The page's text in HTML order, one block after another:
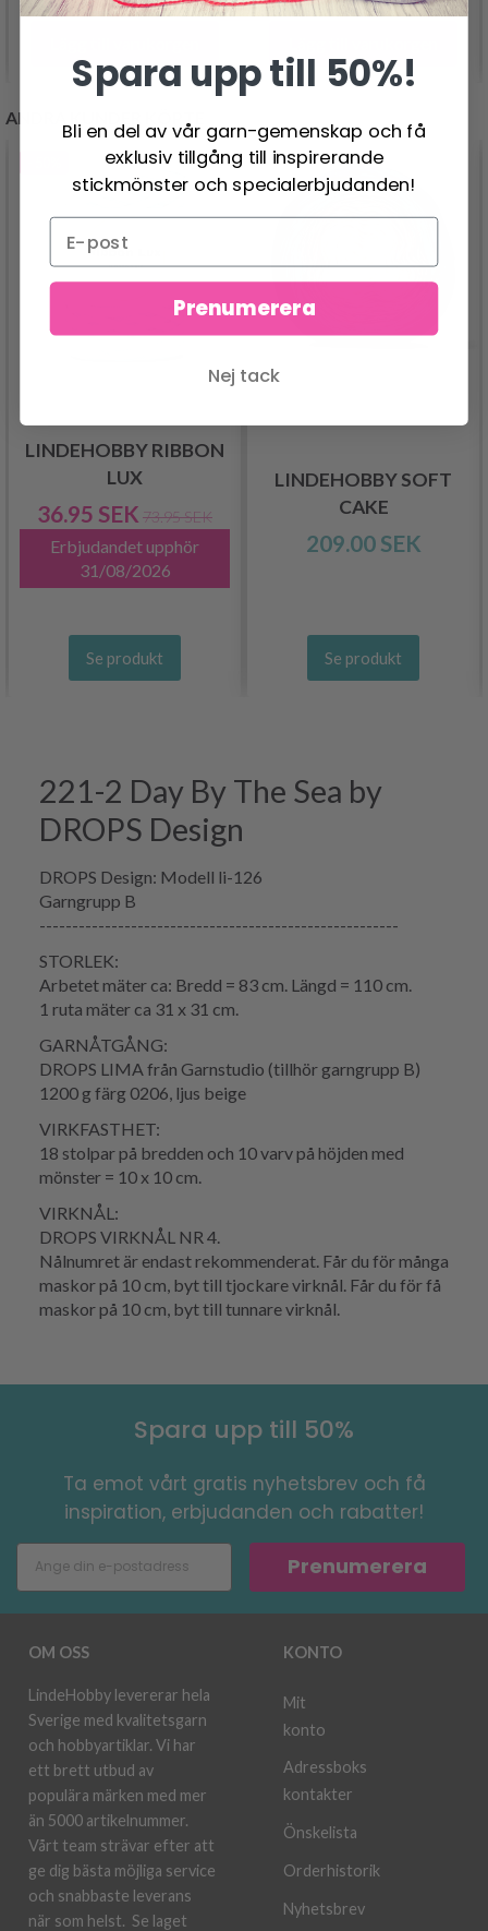
ANDRA KUNDER KÖPTE
LINDEHOBBY RIBBON
LUX
36.95 SEK 73.95 SEK
Erbjudandet upphör
31/08/2026
Se produkt
LINDEHOBBY SOFT
CAKE
209.00 SEK
Se produkt
221-2 Day By The Sea by
DROPS Design
DROPS Design: Modell li-126
Garngrupp B
-------------------------------------------------------
STORLEK:
Arbetet mäter ca: Bredd = 83 cm. Längd = 110 cm.
1 ruta mäter ca 31 x 31 cm.
GARNÅTGÅNG:
DROPS LIMA från Garnstudio (tillhör garngrupp B)
1200 g färg 0206, ljus beige
VIRKFASTHET:
18 stolpar på bredden och 10 varv på höjden med
mönster = 10 x 10 cm.
VIRKNÅL:
DROPS VIRKNÅL NR 4.
Nålnumret är endast rekommenderat. Får du för många
maskor på 10 cm, byt till tjockare virknål. Får du för få
maskor på 10 cm, byt till tunnare virknål.
Spara upp till 50%
Ta emot vårt gratis nyhetsbrev och få
inspiration, erbjudanden och rabatter!
Prenumerera
OM OSS
LindeHobby levererar hela
Sverige med kvalitetsgarn
och hobbyartiklar. Vi har
ett brett utbud av
populära märken med mer
än 5000 artikelnummer.
Vårt team strävar efter att
ge dig bästa möjliga service
och snabbaste leverans
när som helst. Se laget
KONTO
Mit
konto
Adressboks
kontakter
Önskelista
Orderhistorik
Nyhetsbrev
Spara upp till 50%!
Bli en del av vår garn-gemenskap och få
exklusiv tillgång till inspirerande
stickmönster och specialerbjudanden!
Prenumerera
Nej tack